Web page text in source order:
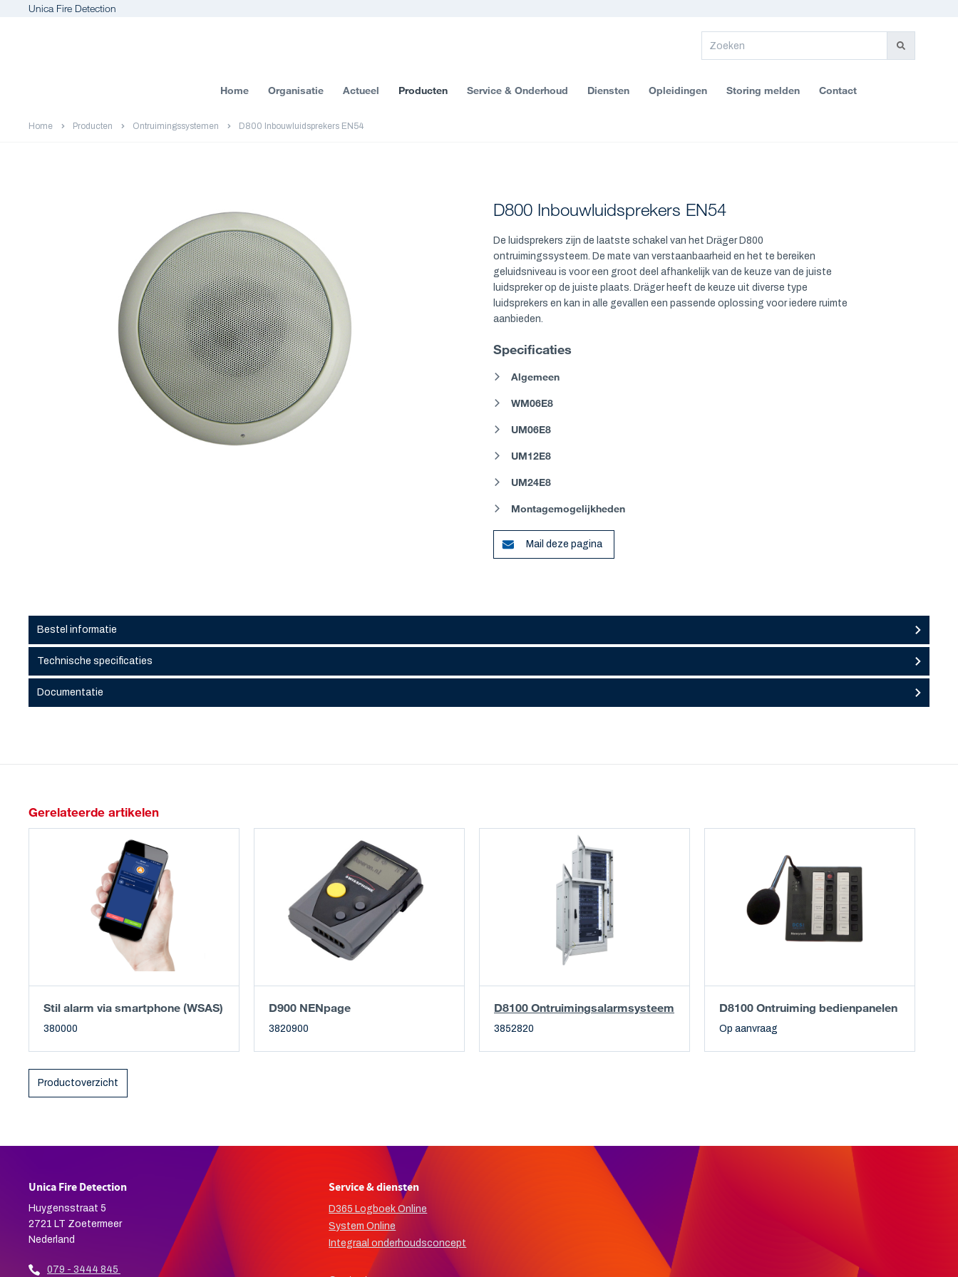
Unica Fire Detection
Home Organisatie Actueel Producten Service & Onderhoud Diensten Opleidingen Storing melden Contact
Home Producten Ontruimingssystemen D800 Inbouwluidsprekers EN54
D800 Inbouwluidsprekers EN54
De luidsprekers zijn de laatste schakel van het Dräger D800
ontruimingssysteem. De mate van verstaanbaarheid en het te bereiken
geluidsniveau is voor een groot deel afhankelijk van de keuze van de juiste
luidspreker op de juiste plaats. Dräger heeft de keuze uit diverse type
luidsprekers en kan in alle gevallen een passende oplossing voor iedere ruimte
aanbieden.
Specificaties
Algemeen
WM06E8
UM06E8
UM12E8
UM24E8
Montagemogelijkheden
Mail deze pagina
Bestel informatie
Technische specificaties
Documentatie
Gerelateerde artikelen
Stil alarm via smartphone (WSAS)
380000
D900 NENpage
3820900
D8100 Ontruimingsalarmsysteem
3852820
D8100 Ontruiming bedienpanelen
Op aanvraag
Productoverzicht
Unica Fire Detection
Huygensstraat 5
2721 LT Zoetermeer
Nederland
079 - 3444 845
Service & diensten
D365 Logboek Online
System Online
Integraal onderhoudsconcept